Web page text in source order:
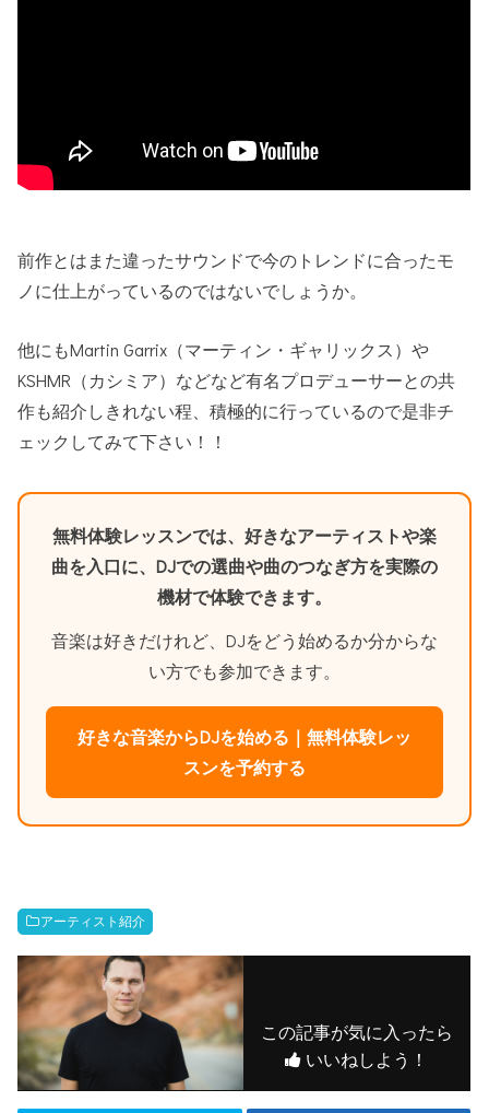
前作とはまた違ったサウンドで今のトレンドに合ったモ
ノに仕上がっているのではないでしょうか。
他にもMartin Garrix（マーティン・ギャリックス）や
KSHMR（カシミア）などなど有名プロデューサーとの共
作も紹介しきれない程、積極的に行っているので是非チ
ェックしてみて下さい！！
無料体験レッスンでは、好きなアーティストや楽
曲を入口に、DJでの選曲や曲のつなぎ方を実際の
機材で体験できます。
音楽は好きだけれど、DJをどう始めるか分からな
い方でも参加できます。
好きな音楽からDJを始める｜無料体験レッ
スンを予約する
アーティスト紹介
この記事が気に入ったら
いいねしよう！